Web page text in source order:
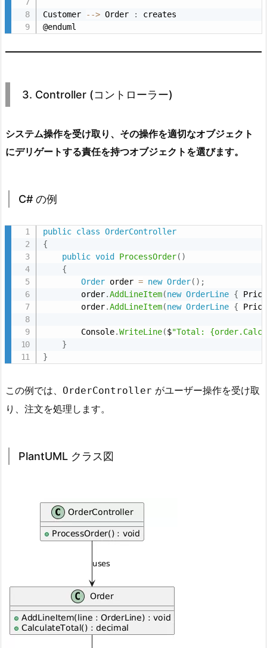
ロ
ー
の
例
P
a
n
U
M
ラ
ス
4.
4.
w
結
合)
Customer --> Order :
creates
@enduml
3. Controller (コントローラー)
システム操作を受け取り、その操作を適切なオブジェクト
にデリゲートする責任を持つオブジェクトを選びます。
C# の例
public class OrderController
{
public void ProcessOrder( )
{
Order order = new Order( ) ;
        order
.AddLineItem(new OrderLine {
        order
.AddLineItem(new OrderLine {
        Console
.WriteLine($"Total:
}
}
この例では、 OrderController がユーザー操作を受け取
り、注文を処理します。
PlantUML クラス図